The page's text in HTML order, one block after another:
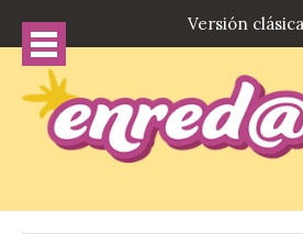
Versión clásica